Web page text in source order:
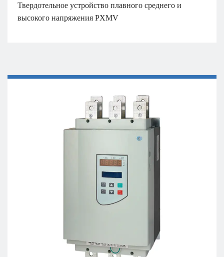
Твердотельное устройство плавного среднего и
высокого напряжения PXMV